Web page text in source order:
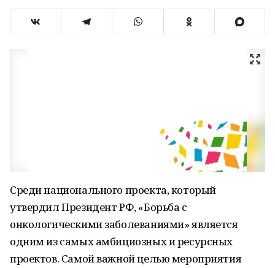
Среди национального проекта, который
утвердил Президент РФ, «Борьба с
онкологическими заболеваниями» является
одним из самых амбициозных и ресурсных
проектов. Самой важной целью мероприятия